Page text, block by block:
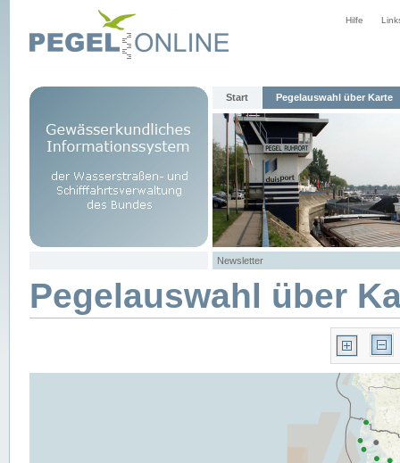
Hilfe
Start Pegelauswahl über Karte
Newsletter
Pegelauswahl über